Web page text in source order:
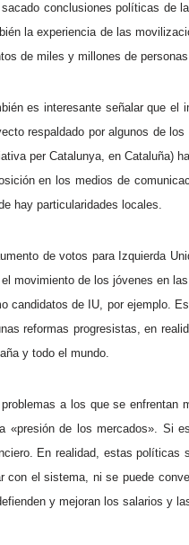
sacado conclusiones políticas de
la experiencia de las
de miles y millones de
es interesante señalar que el
respaldado por algunos de
per Catalunya, en Cataluña)
en los medios de
hay particularidades locales.
de votos para Izquierda
movimiento de los jóvenes en
candidatos de IU, por ejemplo.
reformas progresistas, en
y todo el mundo.
problemas a los que se enfrentan
«presión de los mercados». Si
En realidad, estas políticas
con el sistema, ni se puede
y mejoran los salarios y